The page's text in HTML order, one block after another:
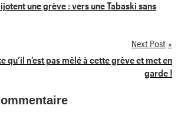
une grève : vers une Tabaski sans
Next Post
qu’il n’est pas mêlé à cette grève et met en
garde !